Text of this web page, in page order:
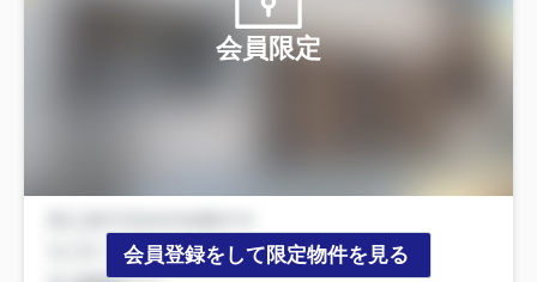
会員限定
会員登録をして限定物件を見る